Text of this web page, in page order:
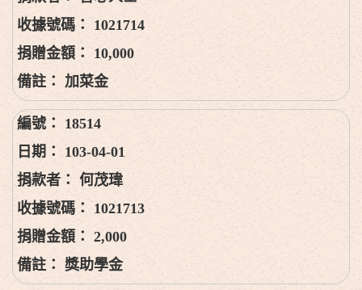
1021714
10,000
加菜金
18514
103-04-01
何茂瑋
1021713
2,000
獎助學金